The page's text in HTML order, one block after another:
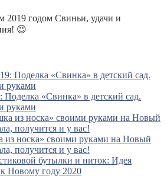
годом Свиньи, удачи и
😉
«Свинка» в детский сад.
руками
носка» своими руками на Новый
получится и у вас!